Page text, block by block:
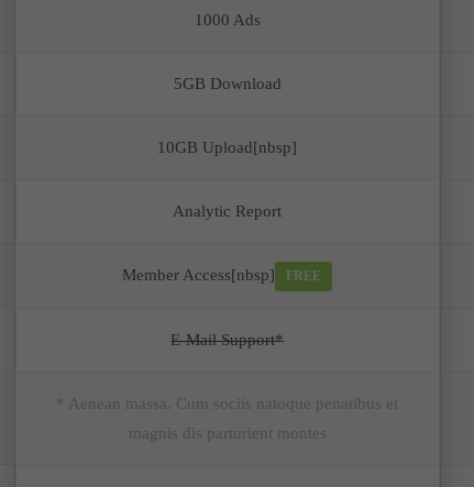
1000 Ads
5GB Download
10GB Upload[nbsp]
Analytic Report
Member Access[nbsp] FREE
E-Mail Support*
* Aenean massa. Cum sociis natoque penatibus et
magnis dis parturient montes